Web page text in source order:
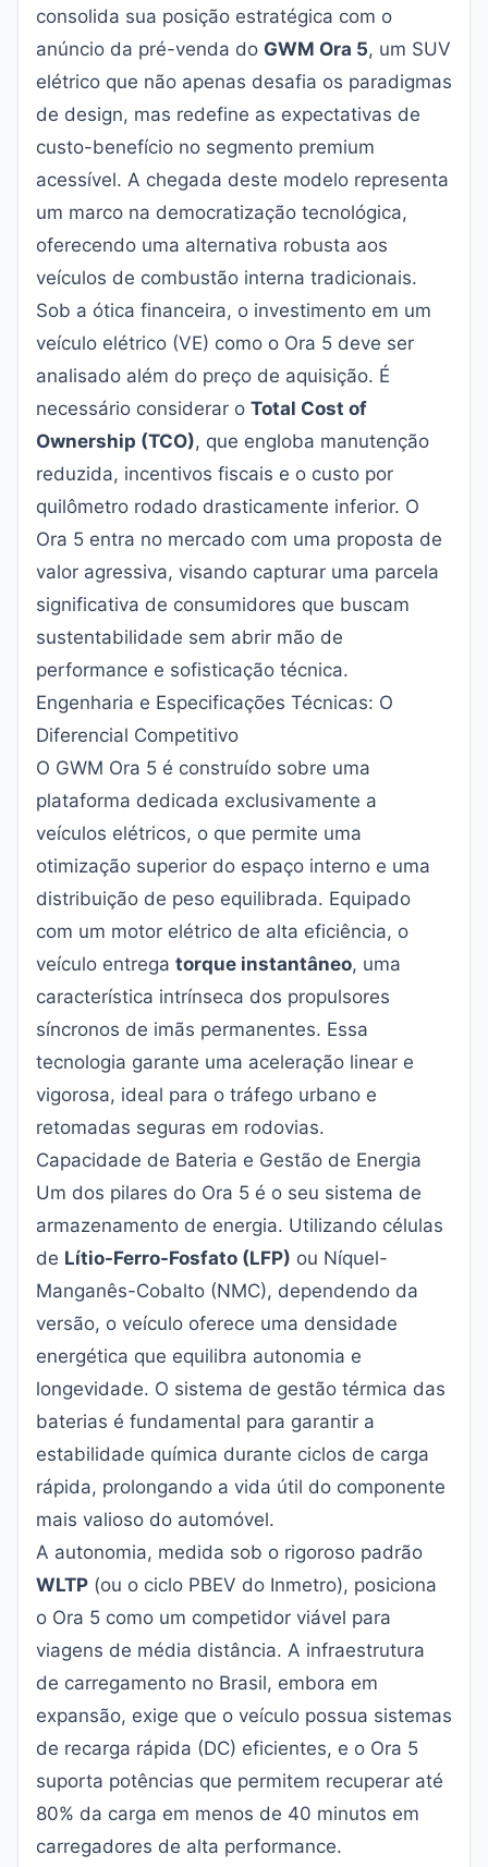
consolida sua posição estratégica com o
anúncio da pré-venda do GWM Ora 5, um SUV
elétrico que não apenas desafia os paradigmas
de design, mas redefine as expectativas de
custo-benefício no segmento premium
acessível. A chegada deste modelo representa
um marco na democratização tecnológica,
oferecendo uma alternativa robusta aos
veículos de combustão interna tradicionais.
Sob a ótica financeira, o investimento em um
veículo elétrico (VE) como o Ora 5 deve ser
analisado além do preço de aquisição. É
necessário considerar o Total Cost of
Ownership (TCO), que engloba manutenção
reduzida, incentivos fiscais e o custo por
quilômetro rodado drasticamente inferior. O
Ora 5 entra no mercado com uma proposta de
valor agressiva, visando capturar uma parcela
significativa de consumidores que buscam
sustentabilidade sem abrir mão de
performance e sofisticação técnica.
Engenharia e Especificações Técnicas: O
Diferencial Competitivo
O GWM Ora 5 é construído sobre uma
plataforma dedicada exclusivamente a
veículos elétricos, o que permite uma
otimização superior do espaço interno e uma
distribuição de peso equilibrada. Equipado
com um motor elétrico de alta eficiência, o
veículo entrega torque instantâneo, uma
característica intrínseca dos propulsores
síncronos de imãs permanentes. Essa
tecnologia garante uma aceleração linear e
vigorosa, ideal para o tráfego urbano e
retomadas seguras em rodovias.
Capacidade de Bateria e Gestão de Energia
Um dos pilares do Ora 5 é o seu sistema de
armazenamento de energia. Utilizando células
de Lítio-Ferro-Fosfato (LFP) ou Níquel-
Manganês-Cobalto (NMC), dependendo da
versão, o veículo oferece uma densidade
energética que equilibra autonomia e
longevidade. O sistema de gestão térmica das
baterias é fundamental para garantir a
estabilidade química durante ciclos de carga
rápida, prolongando a vida útil do componente
mais valioso do automóvel.
A autonomia, medida sob o rigoroso padrão
WLTP (ou o ciclo PBEV do Inmetro), posiciona
o Ora 5 como um competidor viável para
viagens de média distância. A infraestrutura
de carregamento no Brasil, embora em
expansão, exige que o veículo possua sistemas
de recarga rápida (DC) eficientes, e o Ora 5
suporta potências que permitem recuperar até
80% da carga em menos de 40 minutos em
carregadores de alta performance.